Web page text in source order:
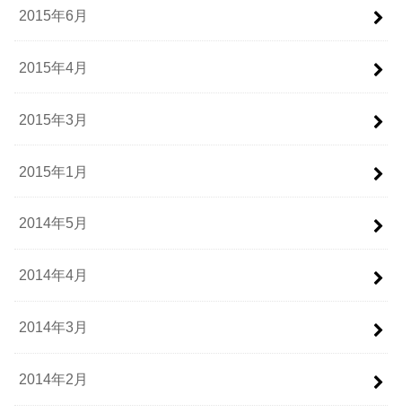
2015年6月
2015年4月
2015年3月
2015年1月
2014年5月
2014年4月
2014年3月
2014年2月